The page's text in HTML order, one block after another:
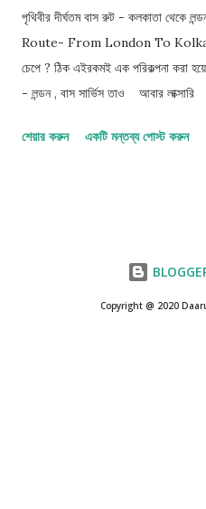
পৃথিবীর দীর্ঘতম বাস রুট - কলকাতা
Route- From London To Kolkata
চেপে ? ঠিক এইরকমই এক পরিকল্পনা করা
- লন্ডন , বাস সার্ভিস তাও আবার
সত্যি। বাস বটে একখানা। নাম তার
পারেন আপনি। কি বলছেন , তাই আবার
শেয়ার করুন একটি মন্তব্য পোস্ট করুন
BLOGGER
Copyright @ 2020